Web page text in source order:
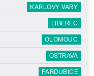
KARLOVY VARY
LIBEREC
OLOMOUC
OSTRAVA
PARDUBICE